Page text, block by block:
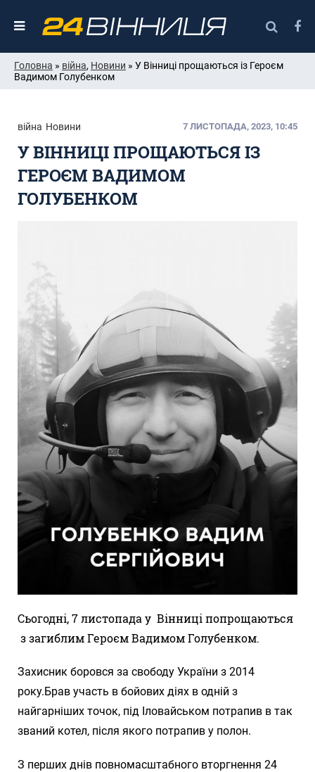
Головна » війна, Новини » У Вінниці прощаються із Героєм
Вадимом Голубенком
війна Новини 7 ЛИСТОПАДА, 2023, 10:45
У ВІННИЦІ ПРОЩАЮТЬСЯ ІЗ
ГЕРОЄМ ВАДИМОМ
ГОЛУБЕНКОМ
Сьогодні, 7 листопада у Вінниці попрощаються
з загиблим Героєм Вадимом Голубенком.
Захисник боровся за свободу України з 2014
року.Брав участь в бойових діях в одній з
найгарніших точок, під Іловайськом потрапив в так
званий котел, після якого потрапив у полон.
З перших днів повномасштабного вторгнення 24